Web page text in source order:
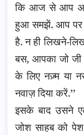
कि आज से आप
हुआ समझें. आप पर
है. न ही लिखने-
बस, आपका जो जी
के लिए नज़्म या
नवाज़ दिया करें.’’
इसके बाद उसने
जोश साहब को